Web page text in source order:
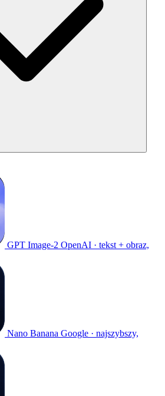
GPT Image-2 OpenAI · tekst + obraz,
Nano Banana Google · najszybszy,